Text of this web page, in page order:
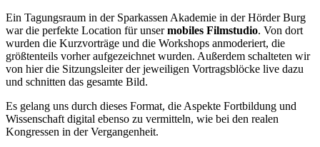
Ein Tagungsraum in der Sparkassen Akademie in der Hörder Burg
war die perfekte Location für unsermobiles Filmstudio. Von dort
wurden die Kurzvorträge und die Workshops anmoderiert, die
größtenteils vorher aufgezeichnet wurden. Außerdem schalteten wir
von hier die Sitzungsleiter der jeweiligen Vortragsblöcke live dazu
und schnitten das gesamte Bild.
Es gelang uns durch dieses Format, die Aspekte Fortbildung und
Wissenschaft digital ebenso zu vermitteln, wie bei den realen
Kongressen in der Vergangenheit.